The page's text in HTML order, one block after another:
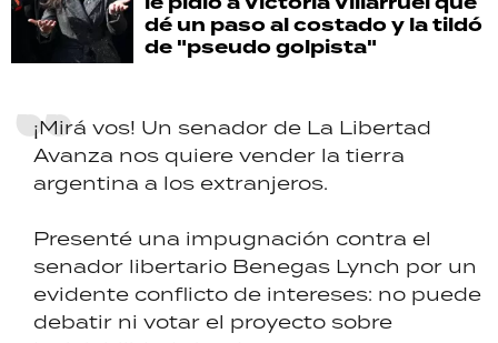
dé un paso al costado y la tildó
de "pseudo golpista"
¡Mirá vos! Un senador de La Libertad
Avanza nos quiere vender la tierra
argentina a los extranjeros.
Presenté una impugnación contra el
senador libertario Benegas Lynch por un
evidente conflicto de intereses: no puede
debatir ni votar el proyecto sobre